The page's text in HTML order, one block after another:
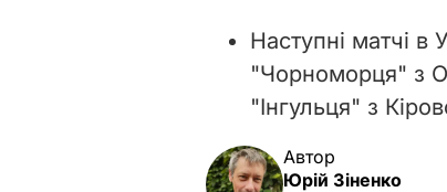
Наступні матчі
"Чорноморця" з
"Інгульця" з
Автор
Юрій Зіненко